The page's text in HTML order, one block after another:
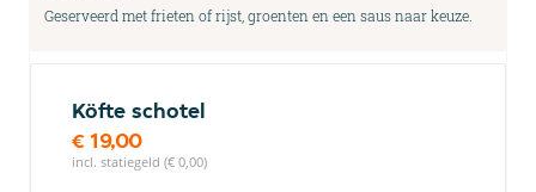
Geserveerd met frieten of rijst, groenten en een saus naar keuze.
Köfte schotel
€ 19,00
incl. statiegeld (€ 0,00)